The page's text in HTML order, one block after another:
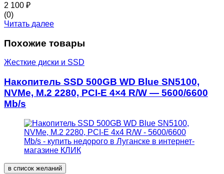
2 100 ₽
(0)
Читать далее
Похожие товары
Жесткие диски и SSD
Накопитель SSD 500GB WD Blue SN5100,
NVMe, M.2 2280, PCI-E 4×4 R/W — 5600/6600
Mb/s
в список желаний